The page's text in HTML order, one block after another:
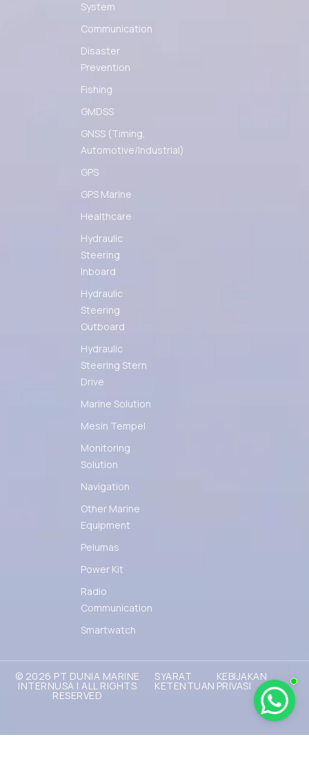
System
Communication
Disaster
Prevention
Fishing
GMDSS
GNSS (Timing,
Automotive/Industrial)
GPS
GPS Marine
Healthcare
Hydraulic
Steering
Inboard
Hydraulic
Steering
Outboard
Hydraulic
Steering Stern
Drive
Marine Solution
Mesin Tempel
Monitoring
Solution
Navigation
Other Marine
Equipment
Pelumas
Power Kit
Radio
Communication
Smartwatch
© 2026 PT DUNIA MARINE
INTERNUSA | ALL RIGHTS
RESERVED
SYARAT
KETENTUAN
KEBIJAKAN
PRIVASI